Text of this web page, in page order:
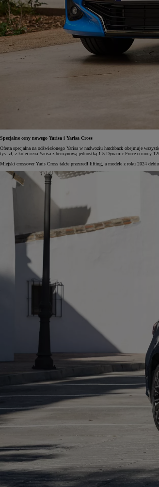
Specjalne ceny nowego Yarisa i Yarisa Cross
Oferta specjalna na odświeżonego Yarisa w nadwoziu hatchback obejmuje
tys. zł, z kolei cena Yarisa z benzynową jednostką 1.5 Dynamic Force o mocy
Miejski crossover Yaris Cross także przeszedł lifting, a modele z roku 2024